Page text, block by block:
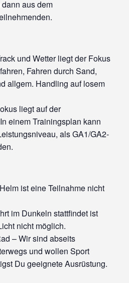
aus dem
und Wetter liegt der Fokus
Fahren durch Sand,
allgem. Handling auf losem
liegt auf der
einem Trainingsplan kann
als GA1/GA2-
ist eine Teilnahme nicht
im Dunkeln stattfindet ist
nicht möglich.
– Wir sind abseits
und wollen Sport
Du geeignete Ausrüstung.